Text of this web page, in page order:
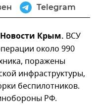
Telegram
Крым. ВСУ
около 990
поражены
инфраструктуры,
беспилотников.
РФ.